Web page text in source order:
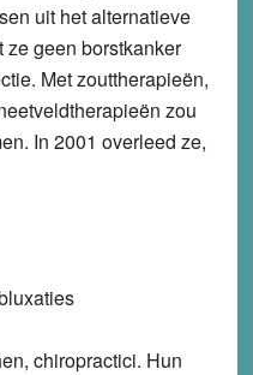
uit het alternatieve
geen borstkanker
Met zouttherapieën,
zou
In 2001 overleed ze,
chiropractici. Hun